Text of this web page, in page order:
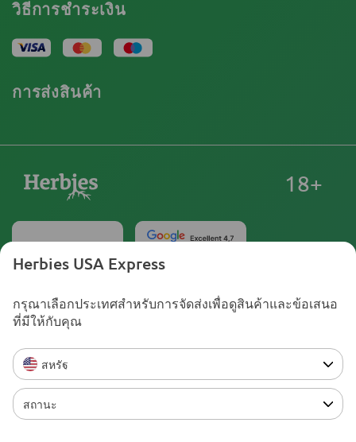
แผนผังเว็บไซต์
นโยบายความเป็นส่วนตัว
นโยบายการใช้คุกกี้
วิธีการชำระเงิน
การส่งสินค้า
ร้าน Herbies Head Shop จำหน่ายเมล็ดกัญชาเป็นของที่ระลึก
กฎหมาย ทุกครั้งที่สั่งซื้อ คุณยืนยันว่าคุณมีอายุถึงเกณฑ์ที่
กฎหมายกำหนดและมีความเข้าใจเกี่ยวกับข้อกฎหมายและ
ข้อบังคับในท้องถิ่นของคุณอย่างถูกต้อง ร้าน Herbies Head
Shop ไม่มีส่วนรับผิดชอบต่อการละเมิดกฎหมายใดๆ
18+
Herbies USA Express
กรุณาเลือกประเทศสำหรับการจัดส่งเพื่อดูสินค้าและข้อเสนอ
ที่มีให้กับคุณ
สหรัฐ
สถานะ